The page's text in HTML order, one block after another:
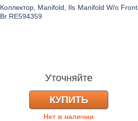
Коллектор, Manifold, Ils Manifold W/o Front
Br RE594359
Уточняйте
КУПИТЬ
Нет в наличии